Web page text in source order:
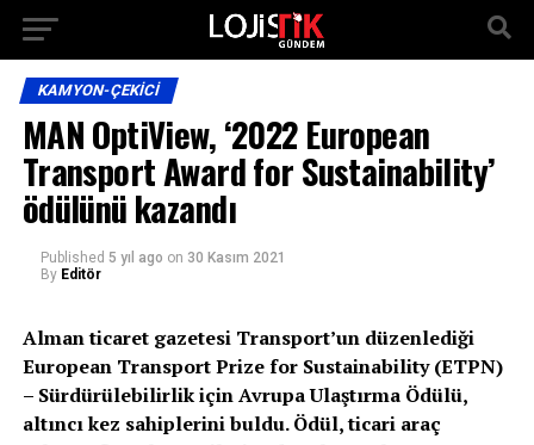
KAMYON-ÇEKICI
MAN OptiView, ‘2022 European
Transport Award for Sustainability’
ödülünü kazandı
Published 5 yıl ago on 30 Kasım 2021
By Editör
Alman ticaret gazetesi Transport’un düzenlediği
European Transport Prize for Sustainability (ETPN)
– Sürdürülebilirlik için Avrupa Ulaştırma Ödülü,
altıncı kez sahiplerini buldu. Ödül, ticari araç